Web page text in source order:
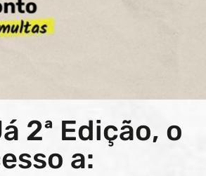
2ª Edição, o
a: